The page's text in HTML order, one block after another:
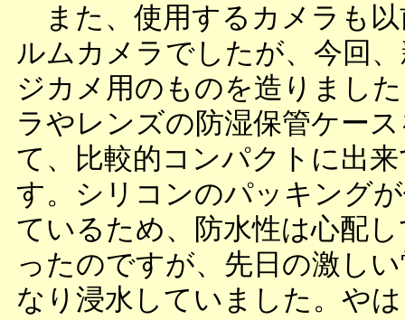
また、使用するカメラも以
ルムカメラでしたが、今回
ジカメ用のものを造りまし
ラやレンズの防湿保管ケー
て、比較的コンパクトに出
す。シリコンのパッキング
ているため、防水性は心配
ったのですが、先日の激し
なり浸水していました。や